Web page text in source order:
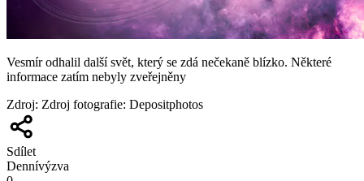
Vesmír odhalil další svět, který se zdá nečekaně blízko. Některé
informace zatím nebyly zveřejněny
Zdroj: Zdroj fotografie: Depositphotos
Sdílet
Dennívýzva